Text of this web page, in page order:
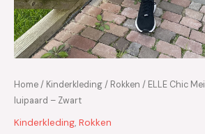
Home/ Kinderkleding/ Rokken / ELLE Chic
luipaard – Zwart
Kinderkleding, Rokken